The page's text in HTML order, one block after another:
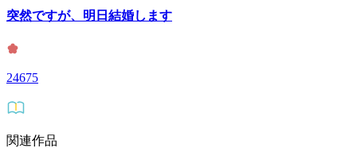
突然ですが、明日結婚します
24675
関連作品